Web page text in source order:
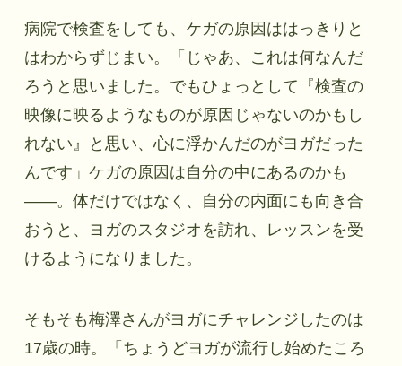
病院で検査をしても、ケガの原因ははっきりと
はわからずじまい。「じゃあ、これは何なんだ
ろうと思いました。でもひょっとして『検査の
映像に映るようなものが原因じゃないのかもし
れない』と思い、心に浮かんだのがヨガだった
んです」ケガの原因は自分の中にあるのかも
――。体だけではなく、自分の内面にも向き合
おうと、ヨガのスタジオを訪れ、レッスンを受
けるようになりました。
そもそも梅澤さんがヨガにチャレンジしたのは
17歳の時。「ちょうどヨガが流行し始めたころ